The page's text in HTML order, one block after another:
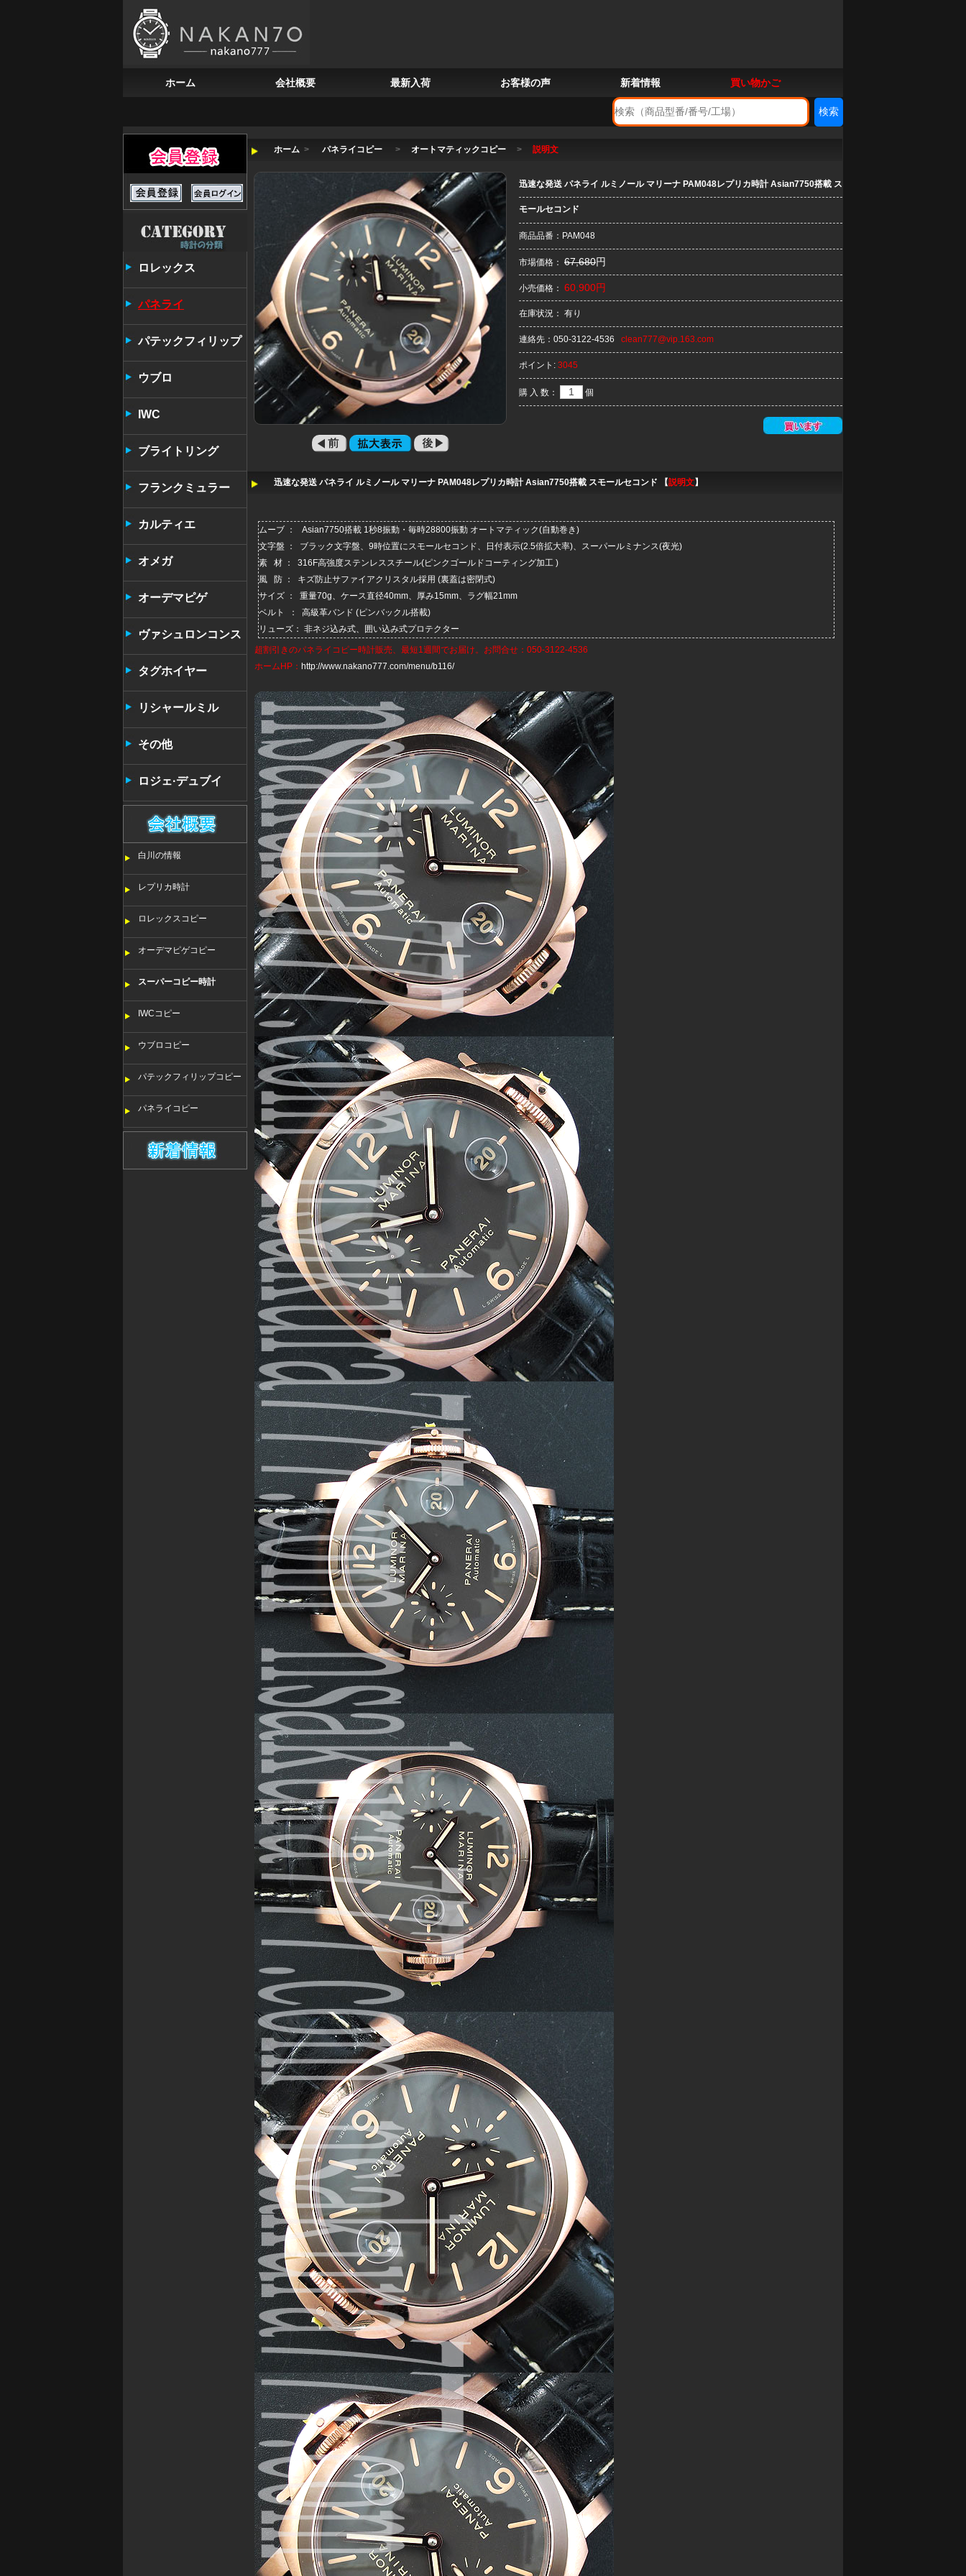
ホーム 会社概要 最新入荷 お客様の声 新着情報 買い物かご
ロレックス
パネライ
パテックフィリップ
ウブロ
IWC
ブライトリング
フランクミュラー
カルティエ
オメガ
オーデマピゲ
ヴァシュロンコンス
タンタン
タグホイヤー
リシャールミル
その他
ロジェ·デュブイ
白川の情報
レプリカ時計
ロレックスコピー
オーデマピゲコピー
スーパーコピー時計
IWCコピー
ウブロコピー
パテックフィリップコピー
パネライコピー
ホーム > パネライコピー > オートマティックコピー > 説明文
迅速な発送 パネライ ルミノール マリーナ PAM048レプリカ時計 Asian7750搭載 ス
モールセコンド
商品品番：PAM048
市場価格： 67,680円
小売価格： 60,900円
在庫状況： 有り
連絡先： 050-3122-4536 clean777@vip.163.com
ポイント: 3045
購 入 数： 個
迅速な発送 パネライ ルミノール マリーナ PAM048レプリカ時計 Asian7750搭載 スモールセコンド 【説明文】
ムーブ ： Asian7750搭載 1秒8振動・毎時28800振動 オートマティック(自動巻き)
文字盤 ： ブラック文字盤、9時位置にスモールセコンド、日付表示(2.5倍拡大率)、スーパールミナンス(夜光)
素 材 ： 316F高強度ステンレススチール(ピンクゴールドコーティング加工 )
風 防 ： キズ防止サファイアクリスタル採用 (裏蓋は密閉式)
サイズ ： 重量70g、ケース直径40mm、厚み15mm、ラグ幅21mm
ベルト ： 高級革バンド (ピンバックル搭載)
リューズ： 非ネジ込み式、囲い込み式プロテクター
超割引きのパネライコピー時計販売、最短1週間でお届け。お問合せ：050-3122-4536
ホームHP： http://www.nakano777.com/menu/b116/